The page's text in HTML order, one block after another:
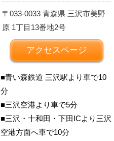
033-0033 青森県 三沢市美野
原 1丁目13番地2号
アクセスページ
■青い森鉄道 三沢駅より車で10
分
■三沢空港より車で5分
■三沢・十和田・下田ICより三沢
空港方面へ車で10分